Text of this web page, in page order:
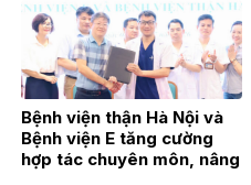
Bệnh viện thận Hà Nội và
Bệnh viện E tăng cường
hợp tác chuyên môn, nâng